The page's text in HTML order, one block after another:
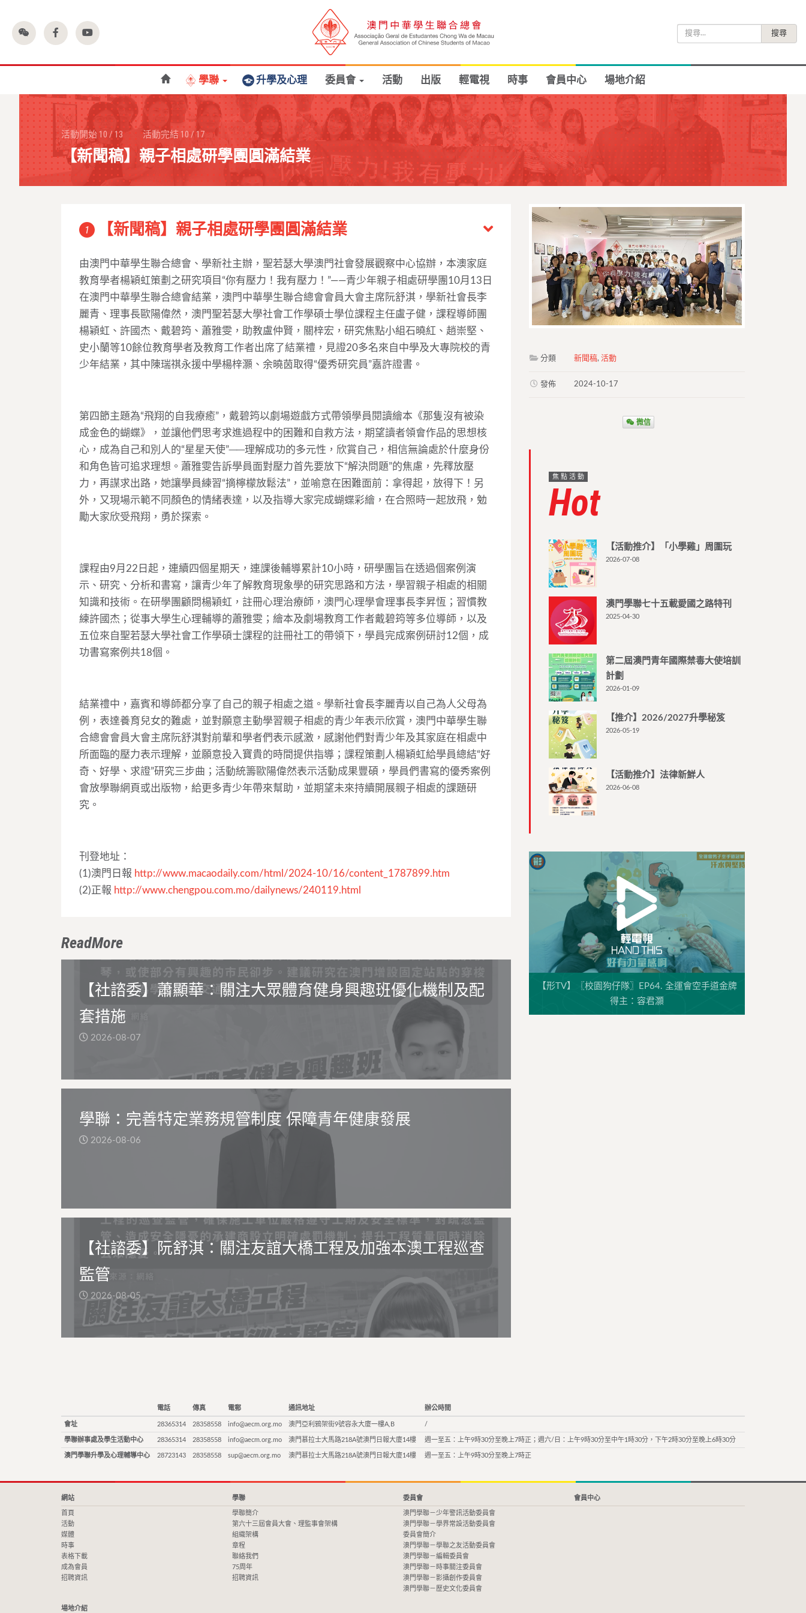
尋
學聯 升學及心理 委員會 活動 出版 輕電視 時事 會員中心 場地介紹
活動開始10/13 活動完結 10/17
【新聞稿】親子相處研學團圓滿結業
1 【新聞稿】親子相處研學團圓滿結業
由澳門中華學生聯合總會、學新社主辦，聖若瑟大學澳門社會發展觀察中心協辦，本澳家庭
教育學者楊穎虹策劃之研究項目“你有壓力！我有壓力！”——青少年親子相處研學團10月13日
在澳門中華學生聯合總會結業，澳門中華學生聯合總會會員大會主席阮舒淇，學新社會長李
麗青、理事長歐陽偉然，澳門聖若瑟大學社會工作學碩士學位課程主任盧子健，課程導師團
楊穎虹、許國杰、戴碧筠、蕭雅雯，助教盧仲賢，關梓宏，研究焦點小組石曉紅、趙崇堅、
史小蘭等10餘位教育學者及教育工作者出席了結業禮，見證20多名來自中學及大專院校的青
少年結業，其中陳瑞祺永援中學楊梓灝、余曉茵取得“優秀研究員”嘉許證書。
第四節主題為“飛翔的自我療癒”，戴碧筠以劇場遊戲方式帶領學員閱讀繪本《那隻沒有被染
成金色的蝴蝶》，並讓他們思考求進過程中的困難和自救方法，期望讀者領會作品的思想核
心，成為自己和別人的“星星天使”──理解成功的多元性，欣賞自己，相信無論處於什麼身份
和角色皆可追求理想。蕭雅雯告訴學員面對壓力首先要放下“解決問題”的焦慮，先釋放壓
力，再謀求出路，她讓學員練習“摘檸檬放鬆法”，並喻意在困難面前：拿得起，放得下！另
外，又現場示範不同顏色的情緒表達，以及指導大家完成蝴蝶彩繪，在合照時一起放飛，勉
勵大家欣受飛翔，勇於探索。
課程由9月22日起，連續四個星期天，連課後輔導累計10小時，研學團旨在透過個案例演
示、研究、分析和書寫，讓青少年了解教育現象學的研究思路和方法，學習親子相處的相關
知識和技術。在研學團顧問楊穎虹，註冊心理治療師，澳門心理學會理事長李昇恆；習慣教
練許國杰；從事大學生心理輔導的蕭雅雯；繪本及劇場教育工作者戴碧筠等多位導師，以及
五位來自聖若瑟大學社會工作學碩士課程的註冊社工的帶領下，學員完成案例研討12個，成
功書寫案例共18個。
結業禮中，嘉賓和導師都分享了自己的親子相處之道。學新社會長李麗青以自己為人父母為
例，表達養育兒女的難處，並對願意主動學習親子相處的青少年表示欣賞，澳門中華學生聯
合總會會員大會主席阮舒淇對前輩和學者們表示感激，感謝他們對青少年及其家庭在相處中
所面臨的壓力表示理解，並願意投入寶貴的時間提供指導；課程策劃人楊穎虹給學員總結“好
奇、好學、求證”研究三步曲；活動統籌歐陽偉然表示活動成果豐碩，學員們書寫的優秀案例
會放學聯網頁或出版物，給更多青少年帶來幫助，並期望未來持續開展親子相處的課題研
究。
刊登地址：
(1)澳門日報 http://www.macaodaily.com/html/2024-10/16/content_ 1787899.htm
(2)正報 http://www.chengpou.com.mo/dailynews/240119.html
ReadMore
【社諮委】蕭顯華：關注大眾體育健身興趣班優化機制及配
套措施
2026-08-07
學聯：完善特定業務規管制度 保障青年健康發展
2026-08-06
【社諮委】阮舒淇：關注友誼大橋工程及加強本澳工程巡查
監管
2026-08-05
分類 新聞稿,活動
發佈 2024-10-17
微信
焦點活動
Hot
【活動推介】「小學雞」周圍玩
2026-07-08
澳門學聯七十五載愛國之路特刊
2025-04-30
第二屆澳門青年國際禁毒大使培訓
計劃
2026-01-09
【推介】2026/2027升學秘笈
2026-05-19
【活動推介】法律新鮮人
2026-06-08
【形TV】〖校園狗仔隊〗EP64. 全運會空手道金牌
得主：容君灝
電話 傳真 電郵 通訊地址 辦公時間
會址 28365314 28358558 info@aecm.org.mo 澳門亞利鴉架街9號容永大廈一樓A,B /
學聯辦事處及學生活動中心 28365314 28358558 info@aecm.org.mo 澳門慕拉士大馬路218A號澳門日報大廈14樓 週一至五：上午9時30分至晚上7時正；週六/日：上午9時30分至中午1時30分，下午2時30分至晚上6時30分
澳門學聯升學及心理輔導中心 28723143 28358558 sup@aecm.org.mo 澳門慕拉士大馬路218A號澳門日報大廈14樓 週一至五：上午9時30分至晚上7時正
網站
首頁
活動
媒體
時事
表格下載
成為會員
招聘資訊
學聯
學聯簡介
第六十三屆會員大會、理監事會架構
組織架構
章程
聯絡我們
75周年
招聘資訊
委員會
澳門學聯－少年警訊活動委員會
澳門學聯－學界常設活動委員會
委員會簡介
澳門學聯－學聯之友活動委員會
澳門學聯－編輯委員會
澳門學聯－時事關注委員會
澳門學聯－影攝創作委員會
澳門學聯－歷史文化委員會
會員中心
場地介紹